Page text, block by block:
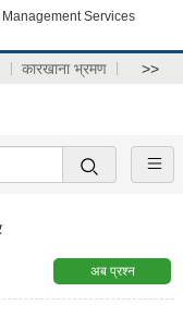
Services
कारखाना भ्रमण >>
अब प्रश्न